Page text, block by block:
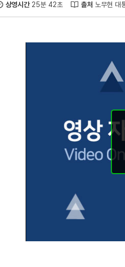
상영시간25분 42초 출처 노무현 대